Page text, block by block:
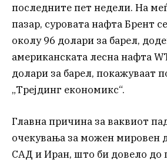
последните пет недели. На
пазар, суровата нафта Брент
околу 96 долари за барел,
американската лесна нафта
долари за барел, покажуваат
„Трејдинг економикс“.
Главна причина за ваквиот
очекувања за можен мировен
САД и Иран, што би довело до